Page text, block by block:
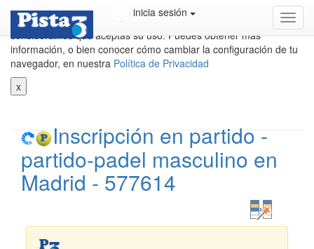
de)
inicia sesión
Utilizamos cookies propias y de terceros para mejorar nuestros
servicios. Si cierras este aviso o continuas navegando,
consideramos que aceptas su uso. Puedes obtener más
información, o bien conocer cómo cambiar la configuración de tu
navegador, en nuestra Política de Privacidad
x
Inscripción en partido -
partido-padel masculino en
Madrid - 577614